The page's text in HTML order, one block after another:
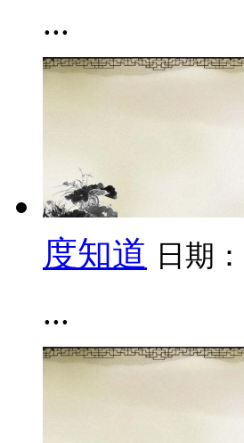
...
度知道 日期：
...